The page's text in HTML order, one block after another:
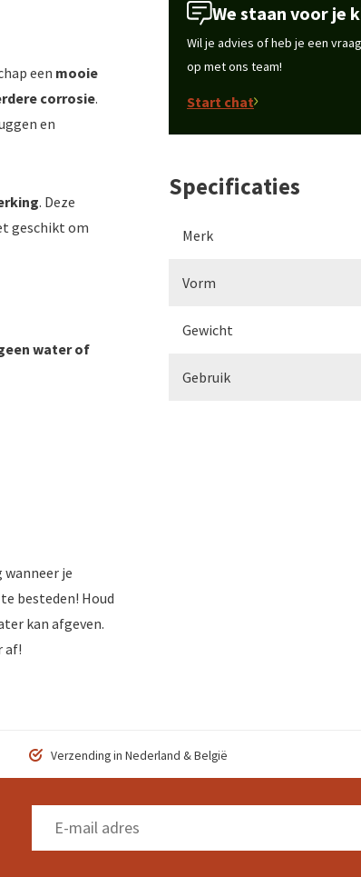
een mooie
corrosie.
en
. Deze
geschikt om
water of
wanneer je
besteden! Houd
kan afgeven.
af!
We staan voor je
Wil je advies of heb je een
op met ons team!
Start chat
Specificaties
Merk
Vorm
Gewicht
Gebruik
Verzending in Nederland & België